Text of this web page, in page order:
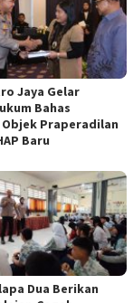
Jaya Gelar
Bahas
Praperadilan
Baru
Dua Berikan